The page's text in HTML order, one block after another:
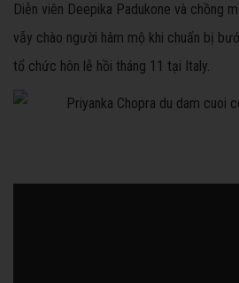
Diễn viên Deepika Padukone và chồng
vẫy chào người hâm mộ khi chuẩn bị
tổ chức hôn lễ hồi tháng 11 tại Italy.